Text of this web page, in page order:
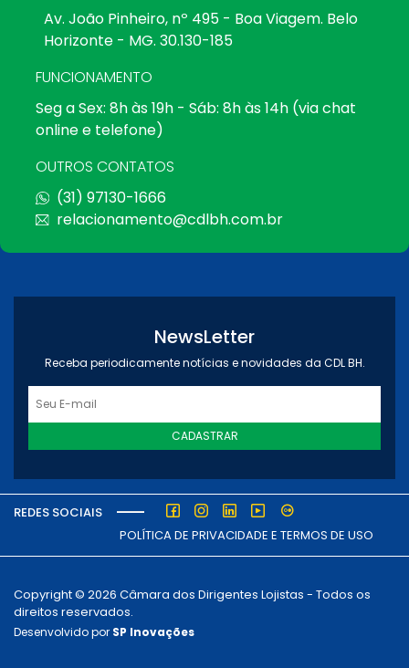
Av. João Pinheiro, nº 495 - Boa Viagem. Belo
Horizonte - MG. 30.130-185
FUNCIONAMENTO
Seg a Sex: 8h às 19h - Sáb: 8h às 14h (via chat
online e telefone)
OUTROS CONTATOS
(31) 97130-1666
relacionamento@cdlbh.com.br
NewsLetter
Receba periodicamente notícias e novidades da CDL BH.
CADASTRAR
REDES SOCIAIS
POLÍTICA DE PRIVACIDADE E TERMOS DE USO
Copyright © 2026 Câmara dos Dirigentes Lojistas - Todos os
direitos reservados.
Desenvolvido por SP Inovações